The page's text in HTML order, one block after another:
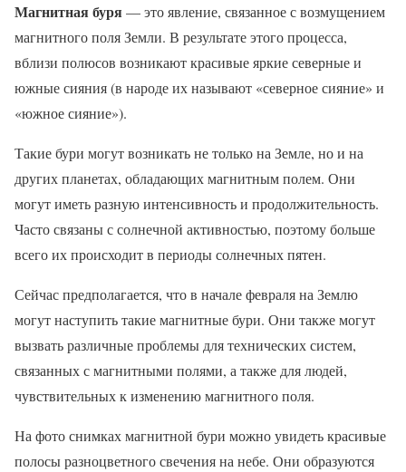
Магнитная буря— это явление, связанное с возмущением
магнитного поля Земли. В результате этого процесса,
вблизи полюсов возникают красивые яркие северные и
южные сияния (в народе их называют «северное сияние» и
«южное сияние»).
Такие бури могут возникать не только на Земле, но и на
других планетах, обладающих магнитным полем. Они
могут иметь разную интенсивность и продолжительность.
Часто связаны с солнечной активностью, поэтому больше
всего их происходит в периоды солнечных пятен.
Сейчас предполагается, что в начале февраля на Землю
могут наступить такие магнитные бури. Они также могут
вызвать различные проблемы для технических систем,
связанных с магнитными полями, а также для людей,
чувствительных к изменению магнитного поля.
На фото снимках магнитной бури можно увидеть красивые
полосы разноцветного свечения на небе. Они образуются